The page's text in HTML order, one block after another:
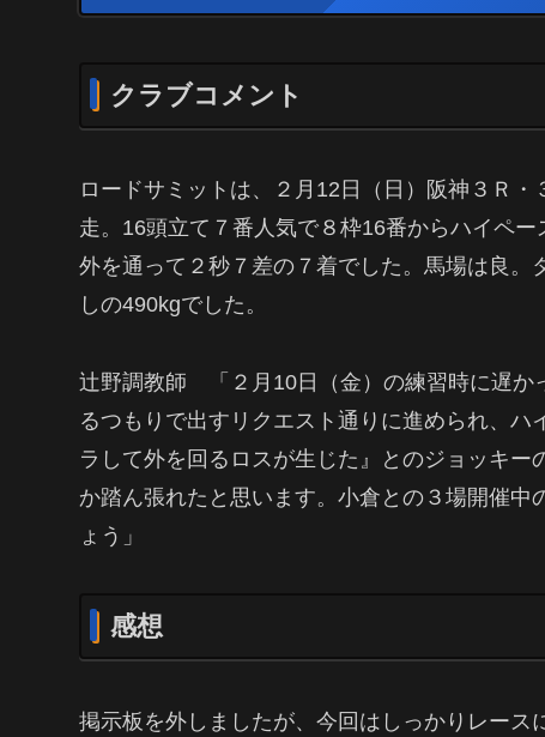
クラブコメント
ロードサミットは、２月12日（日）阪神３Ｒ
走。16頭立て７番人気で８枠16番からハイペ
外を通って２秒７差の７着でした。馬場は良
しの490kgでした。
辻野調教師 「２月10日（金）の練習時に遅か
るつもりで出すリクエスト通りに進められ、
ラして外を回るロスが生じた』とのジョッキ
か踏ん張れたと思います。小倉との３場開催
ょう」
感想
掲示板を外しましたが、今回はしっかりレース